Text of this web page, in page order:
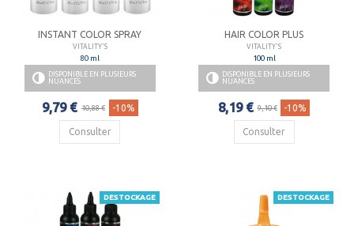
INSTANT COLOR SPRAY
VITALITY'S
80 ml
DISPONIBLE EN PLUSIEURS
NUANCES
9,79 € 10,88 € -10%
Consulter
HAIR COLOR PLUS
VITALITY'S
100 ml
DISPONIBLE EN PLUSIEURS
NUANCES
8,19 € 9,10 € -10%
Consulter
DESTOCKAGE DESTOCKAGE